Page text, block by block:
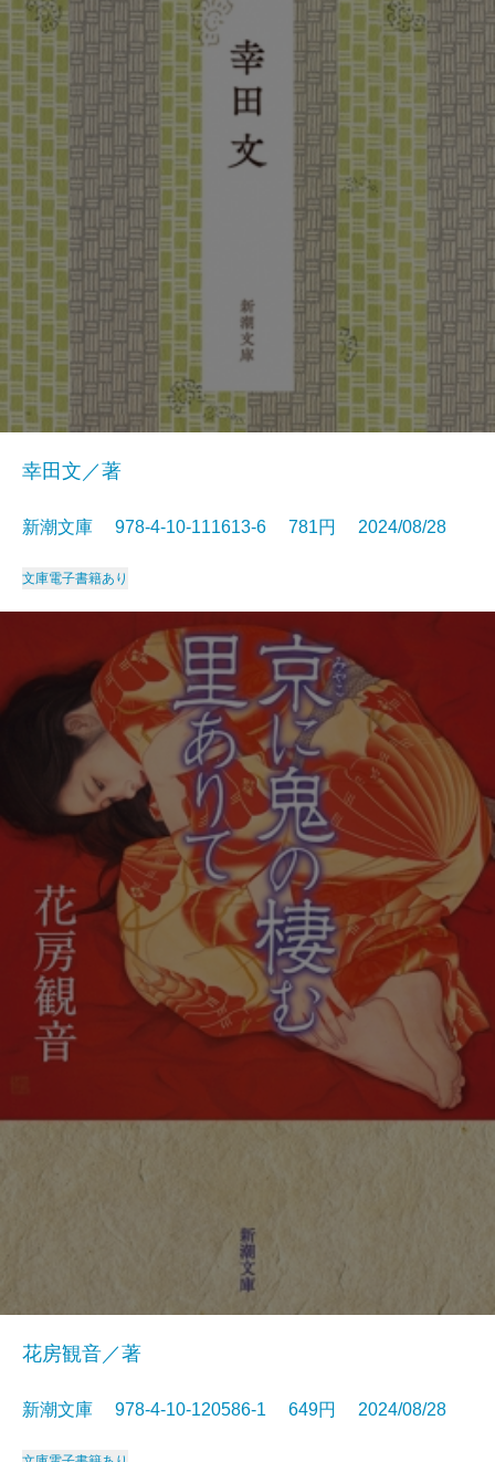
幸田文／著
新潮文庫 978-4-10-111613-6 781円 2024/08/28
文庫電子書籍あり
花房観音／著
新潮文庫 978-4-10-120586-1 649円 2024/08/28